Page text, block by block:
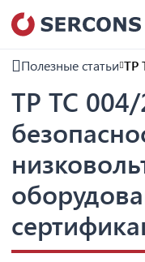
Полезные статьи ТР
ТР ТС